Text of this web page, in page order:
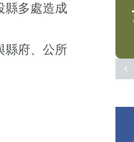
縣多處造成
府、公所
+ 36